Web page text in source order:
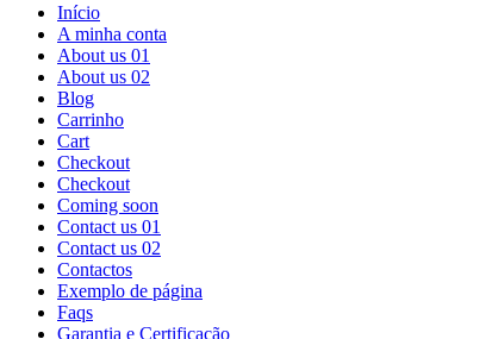
Início
A minha conta
About us 01
About us 02
Blog
Carrinho
Cart
Checkout
Checkout
Coming soon
Contact us 01
Contact us 02
Contactos
Exemplo de página
Faqs
Garantia e Certificação